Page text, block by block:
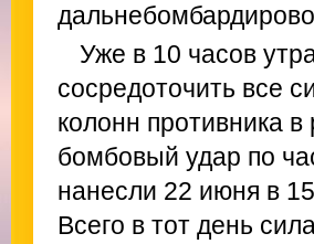
Уже в 10 часов
сосредоточить все
колонн противника
бомбовый удар по
нанесли 22 июня в
Всего в тот день